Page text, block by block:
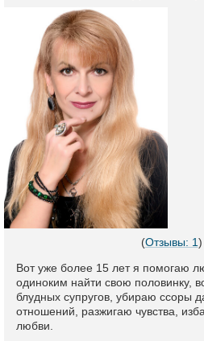
(Отзывы: 1)
Вот уже более 15 лет я помогаю
одиноким найти свою половинку,
блудных супругов, убираю ссоры
отношений, разжигаю чувства,
любви.